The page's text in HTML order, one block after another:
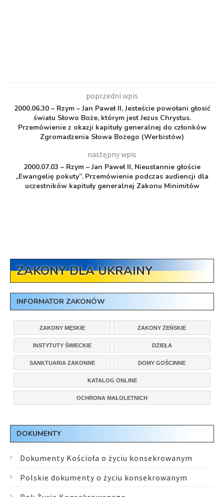
poprzedni wpis
2000.06.30 – Rzym – Jan Paweł II, Jesteście powołani głosić
światu Słowo Boże, którym jest Jezus Chrystus.
Przemówienie z okazji kapituły generalnej do członków
Zgromadzenia Słowa Bożego (Werbistów)
następny wpis
2000.07.03 – Rzym – Jan Paweł II, Nieustannie głoście
„Ewangelię pokuty”. Przemówienie podczas audiencji dla
uczestników kapituły generalnej Zakonu Minimitów
ZAKONY DLA UKRAINY
INFORMATOR ZAKONÓW
ZAKONY MĘSKIE ZAKONY ŻEŃSKIE
INSTYTUTY ŚWIECKIE DZIEŁA
SANKTUARIA ZAKONNE DOMY GOŚCINNE
KATALOG ONLINE
OCHRONA MAŁOLETNICH
DOKUMENTY
Dokumenty Kościoła o życiu konsekrowanym
Polskie dokumenty o życiu konsekrowanym